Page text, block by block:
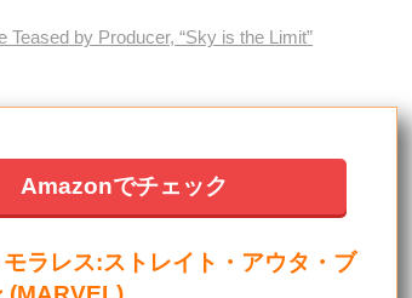
by Producer, “Sky is the Limit”
Amazonでチェック
ラレス:ストレイト・アウタ・ブ
(MARVEL)